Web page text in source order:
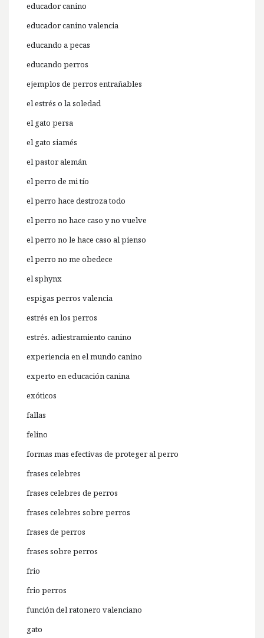
educador canino
educador canino valencia
educando a pecas
educando perros
ejemplos de perros entrañables
el estrés o la soledad
el gato persa
el gato siamés
el pastor alemán
el perro de mi tío
el perro hace destroza todo
el perro no hace caso y no vuelve
el perro no le hace caso al pienso
el perro no me obedece
el sphynx
espigas perros valencia
estrés en los perros
estrés. adiestramiento canino
experiencia en el mundo canino
experto en educación canina
exóticos
fallas
felino
formas mas efectivas de proteger al perro
frases celebres
frases celebres de perros
frases celebres sobre perros
frases de perros
frases sobre perros
frio
frio perros
función del ratonero valenciano
gato